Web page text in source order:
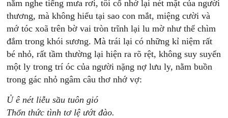
nằm nghe tiếng mưa rơi, tôi cố nhớ lại nét mặt của người
thương, mà không hiểu tại sao con mắt, miệng cười và
mớ tóc xoã trên bờ vai tròn trĩnh lại lu mờ như thể chìm
đắm trong khói sương. Mà trái lại có những kỉ niệm rất
bé nhỏ, rất tầm thường lại hiện ra rõ rệt, không suy suyển
một ly trong trí óc của người nặng nợ lưu ly, nằm buồn
trong gác nhỏ ngâm câu thơ nhớ vợ:
Ủ ê nét liễu sầu tuôn gió
Thổn thức tình tơ lệ ướt đào.